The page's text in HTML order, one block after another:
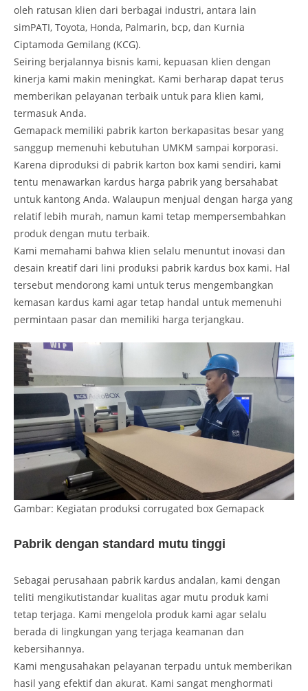
oleh ratusan klien dari berbagai industri, antara lain
simPATI, Toyota, Honda, Palmarin, bcp, dan Kurnia
Ciptamoda Gemilang (KCG).
Seiring berjalannya bisnis kami, kepuasan klien dengan
kinerja kami makin meningkat. Kami berharap dapat terus
memberikan pelayanan terbaik untuk para klien kami,
termasuk Anda.
Gemapack memiliki pabrik karton berkapasitas besar yang
sanggup memenuhi kebutuhan UMKM sampai korporasi.
Karena diproduksi di pabrik karton box kami sendiri, kami
tentu menawarkan kardus harga pabrik yang bersahabat
untuk kantong Anda. Walaupun menjual dengan harga yang
relatif lebih murah, namun kami tetap mempersembahkan
produk dengan mutu terbaik.
Kami memahami bahwa klien selalu menuntut inovasi dan
desain kreatif dari lini produksi pabrik kardus box kami. Hal
tersebut mendorong kami untuk terus mengembangkan
kemasan kardus kami agar tetap handal untuk memenuhi
permintaan pasar dan memiliki harga terjangkau.
Gambar: Kegiatan produksi corrugated box Gemapack
Pabrik dengan standard mutu tinggi
Sebagai perusahaan pabrik kardus andalan, kami dengan
teliti mengikutistandar kualitas agar mutu produk kami
tetap terjaga. Kami mengelola produk kami agar selalu
berada di lingkungan yang terjaga keamanan dan
kebersihannya.
Kami mengusahakan pelayanan terpadu untuk memberikan
hasil yang efektif dan akurat. Kami sangat menghormati